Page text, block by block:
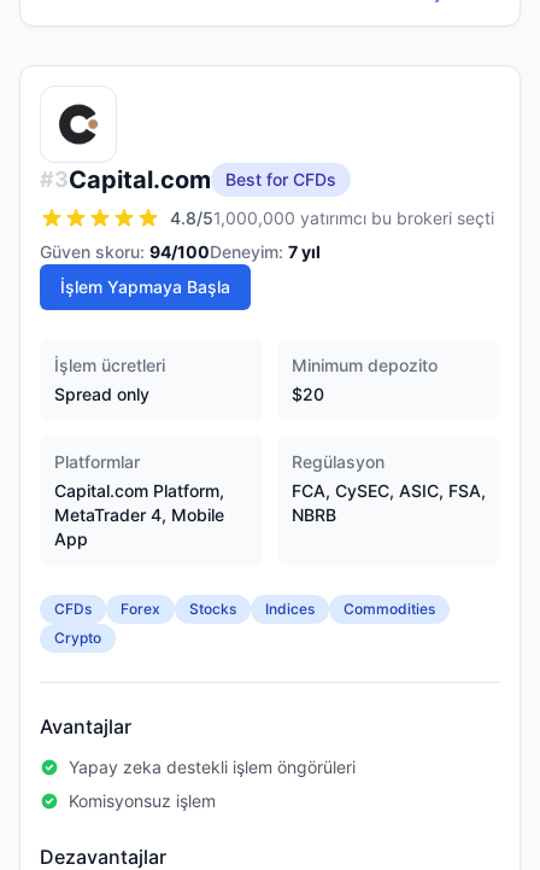
#3Capital.com
Best for CFDs
4.8/51,000,000 yatırımcı bu brokeri seçti
Güven skoru: 94/100Deneyim: 7yıl
İşlem Yapmaya Başla
İşlem ücretleri
Spread only
Minimum depozito
$20
Platformlar
Capital.com Platform,
MetaTrader 4, Mobile
App
Regülasyon
FCA, CySEC, ASIC, FSA,
NBRB
CFDs Forex Stocks Indices
Commodities
Crypto
Avantajlar
Yapay zeka destekli işlem öngörüleri
Komisyonsuz işlem
Dezavantajlar